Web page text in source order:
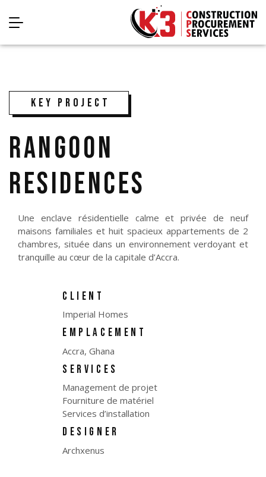
KEY PROJECT
RANGOON
RESIDENCES
Une enclave résidentielle calme et privée de neuf
maisons familiales et huit spacieux appartements de 2
chambres, située dans un environnement verdoyant et
tranquille au cœur de la capitale d’Accra.
CLIENT
Imperial Homes
EMPLACEMENT
Accra, Ghana
SERVICES
Management de projet
Fourniture de matériel
Services d’installation
DESIGNER
Archxenus